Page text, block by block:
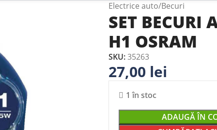
Electrice auto Becuri
SET BECURI
H1 OSRAM
SKU:35263
27,00 lei
1 în stoc
ADAUGĂ ÎN